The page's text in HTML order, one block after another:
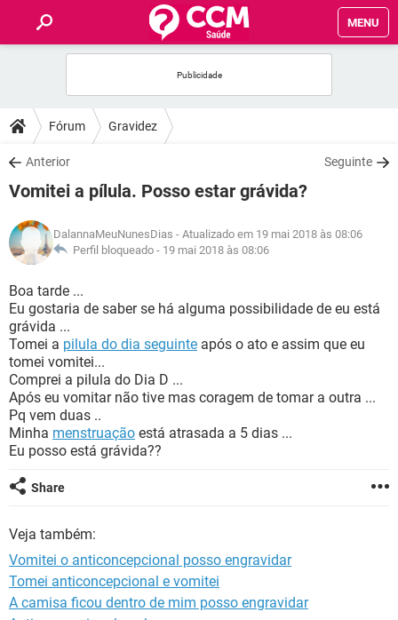
MENU
FÓRUM
SAÚDE
NUTRIÇÃO
BEM-ESTAR
SEXUALIDADE
GLOSSÁRIO
Fórum Gravidez
Anterior Seguinte
Vomitei a pílula. Posso estar grávida?
DalannaMeuNunesDias - Atualizado em 19 mai 2018 às 08:06
Perfil bloqueado - 19 mai 2018 às 08:06
Boa tarde ...
Eu gostaria de saber se há alguma possibilidade de eu está
grávida ...
Tomei a pilula do dia seguinte após o ato e assim que eu
tomei vomitei...
Comprei a pilula do Dia D ...
Após eu vomitar não tive mas coragem de tomar a outra ...
Pq vem duas ..
Minha menstruação está atrasada a 5 dias ...
Eu posso está grávida??
Share
Veja também:
Vomitei o anticoncepcional posso engravidar
Tomei anticoncepcional e vomitei
A camisa ficou dentro de mim posso engravidar